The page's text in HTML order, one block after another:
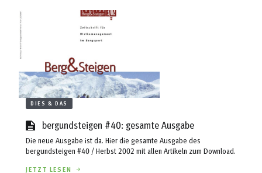
DIES & DAS
bergundsteigen #40: gesamte Ausgabe
Die neue Ausgabe ist da. Hier die gesamte Ausgabe des
bergundsteigen #40 / Herbst 2002 mit allen Artikeln zum Download.
JETZT LESEN